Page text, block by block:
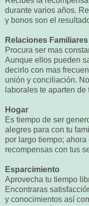
durante varios años.
y bonos son el
Relaciones
Procura ser mas
Aunque ellos pueden
decirlo con mas
unión y conciliación.
laborales te aparten
Hogar
Es tiempo de ser
alegres para con tu
por largo tiempo;
recompensas con tus
Esparcimiento
Aprovecha tu tiempo
Encontraras
y conocimientos así